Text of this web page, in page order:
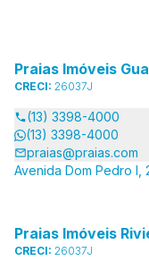
Praias Imóveis
CRECI: 26037J
(13) 3398-4000
(13) 3398-4000
praias@praias.com
Avenida Dom Pedro I,
Praias Imóveis
CRECI: 26037J